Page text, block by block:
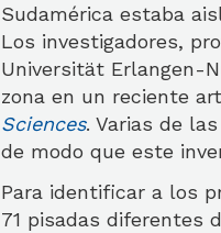
Sudamérica estaba
Los investigadores,
Universität Erlangen-
zona en un reciente
Sciences. Varias de
de modo que este
Para identificar a los
71 pisadas diferentes